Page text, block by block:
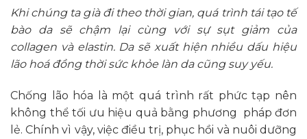
Khi chúng ta già đi theo thời gian, quá trình tái tạo tế
bào da sẽ chậm lại cùng với sự sụt giảm của
collagen và elastin. Da sẽ xuất hiện nhiều dấu hiệu
lão hoá đồng thời sức khỏe làn da cũng suy yếu.
Chống lão hóa là một quá trình rất phức tạp nên
không thể tối ưu hiệu quả bằng phương pháp đơn
lẻ. Chính vì vậy, việc điều trị, phục hồi và nuôi dưỡng